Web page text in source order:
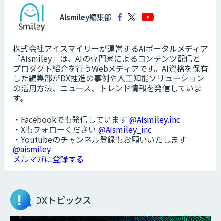
AIsmiley編集部
株式会社アイスマイリーが運営するAIポータルメディア
「AIsmiley」は、AIの専門家によるコンテンツ配信と
プロダクト紹介を行うWebメディアです。AI資格を保有
した編集部がDX推進の事例や人工知能ソリューション
の活用方法、ニュース、トレンド情報を発信していま
す。
・Facebookでも発信しています @AIsmiley.inc
・Xもフォローください @AIsmiley_inc
・Youtubeのチャンネル登録もお願いいたします
@aismiley
メルマガに登録する
DXトピックス